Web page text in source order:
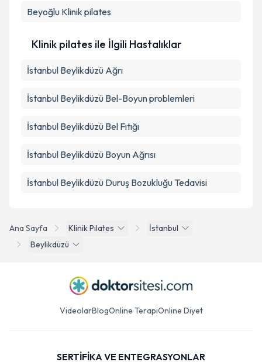
Ana Sayfa Klinik Pilates
İstanbul
Beylikdüzü
Beyoğlu Klinik pilates
Klinik pilates ile İlgili Hastalıklar
İstanbul Beylikdüzü Ağrı
İstanbul Beylikdüzü Bel-Boyun problemleri
İstanbul Beylikdüzü Bel Fıtığı
İstanbul Beylikdüzü Boyun Ağrısı
İstanbul Beylikdüzü Duruş Bozukluğu Tedavisi
VideolarBlogOnline TerapiOnline Diyet
SERTİFİKA VE ENTEGRASYONLAR